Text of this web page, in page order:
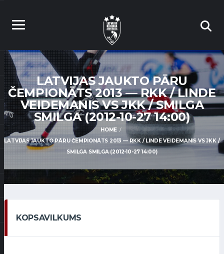
LATVIJAS JAUKTO PĀRU
ČEMPIONĀTS 2013 — RKK / LINDE
VEIDEMANIS VS JKK / SMILGA
SMILGA (2012-10-27 14:00)
HOME
LATVIJAS JAUKTO PĀRU ČEMPIONĀTS 2013 — RKK / LINDE VEIDEMANIS VS JKK /
SMILGA SMILGA (2012-10-27 14:00)
KOPSAVILKUMS